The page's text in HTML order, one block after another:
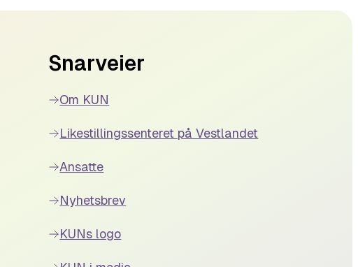
Snarveier
Om KUN
Likestillingssenteret på Vestlandet
Ansatte
Nyhetsbrev
KUNs logo